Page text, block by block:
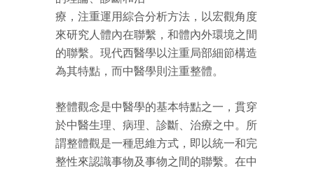
療，注重運用綜合分析方法，以宏觀角度
來研究人體內在聯繫，和體內外環境之間
的聯繫。現代西醫學以注重局部細節構造
為其特點，而中醫學則注重整體。
整體觀念是中醫學的基本特點之一，貫穿
於中醫生理、病理、診斷、治療之中。所
謂整體觀是一種思維方式，即以統一和完
整性來認識事物及事物之間的聯繫。在中